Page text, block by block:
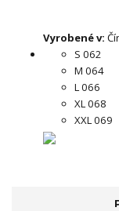
Vyrobené v:
S 062
M 064
L 066
XL 068
XXL 069